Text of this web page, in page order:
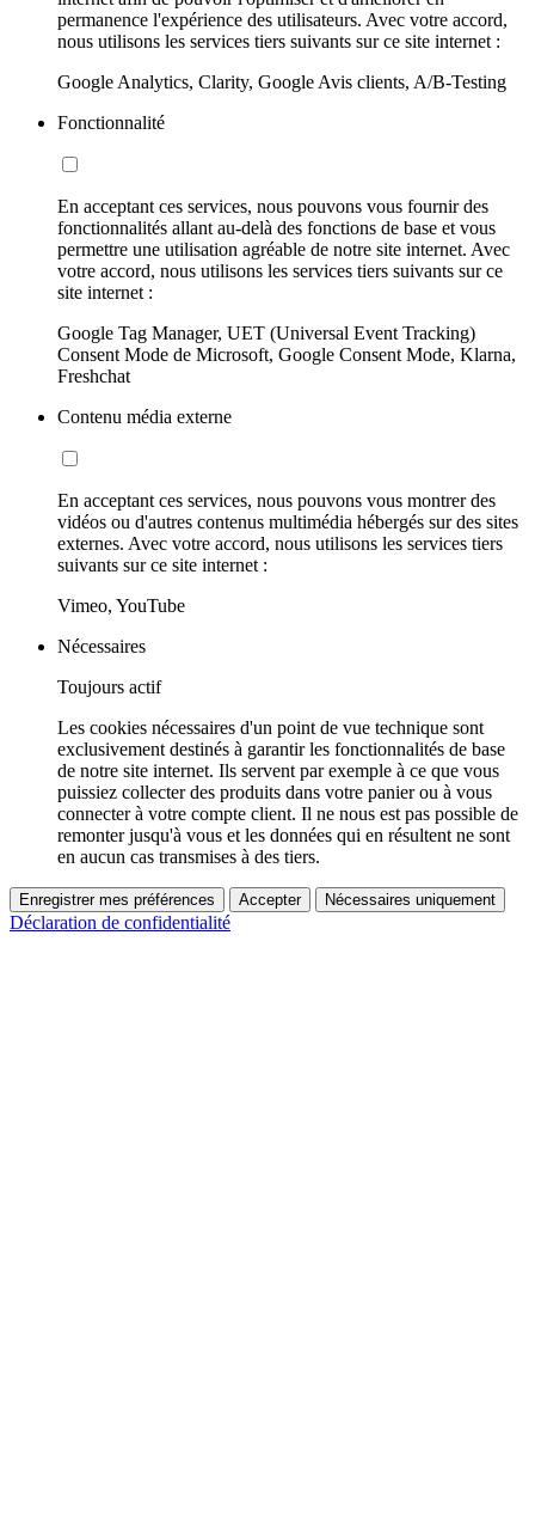
permanence l'expérience des utilisateurs. Avec votre accord,
nous utilisons les services tiers suivants sur ce site internet :
Google Analytics, Clarity, Google Avis clients, A/B-Testing
Fonctionnalité
En acceptant ces services, nous pouvons vous fournir des
fonctionnalités allant au-delà des fonctions de base et vous
permettre une utilisation agréable de notre site internet. Avec
votre accord, nous utilisons les services tiers suivants sur ce
site internet :
Google Tag Manager, UET (Universal Event Tracking)
Consent Mode de Microsoft, Google Consent Mode, Klarna,
Freshchat
Contenu média externe
En acceptant ces services, nous pouvons vous montrer des
vidéos ou d'autres contenus multimédia hébergés sur des sites
externes. Avec votre accord, nous utilisons les services tiers
suivants sur ce site internet :
Vimeo, YouTube
Nécessaires
Toujours actif
Les cookies nécessaires d'un point de vue technique sont
exclusivement destinés à garantir les fonctionnalités de base
de notre site internet. Ils servent par exemple à ce que vous
puissiez collecter des produits dans votre panier ou à vous
connecter à votre compte client. Il ne nous est pas possible de
remonter jusqu'à vous et les données qui en résultent ne sont
en aucun cas transmises à des tiers.
Enregistrer mes préférences Accepter Nécessaires uniquement
Déclaration de confidentialité